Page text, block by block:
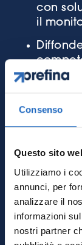
Consenso
Questo sito
Utilizziamo i
annunci, per
analizzare il
informazioni
nostri partner
con
il
sfide
focus
di